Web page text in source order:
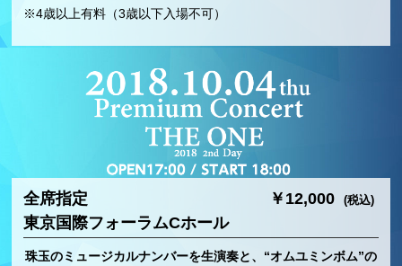
※4歳以上有料（3歳以下入場不可）
全席指定
東京国際フォーラムCホール
￥12,000 (税込)
珠玉のミュージカルナンバーを生演奏と、“オムユミンボム”の